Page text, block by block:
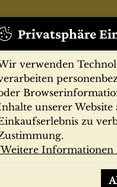
Privatsphäre
verwenden
unserer
zu
Weitere Informationen
Zeitschriften
der Deutschen